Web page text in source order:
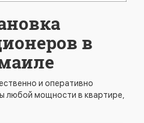
в
и оперативно
любой мощности в квартире,